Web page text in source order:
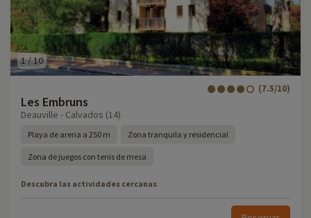
1/10
Les Embruns
(7.5/10)
Deauville - Calvados (14)
Playa de arena a 250 m Zona tranquila y residencial
Zona de juegos con tenis de mesa
Descubra las actividades cercanas